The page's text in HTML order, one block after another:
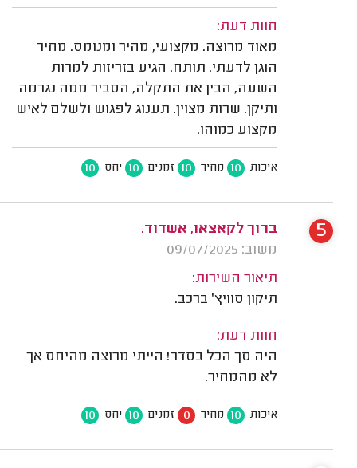
חוות דעת:
מאוד מרוצה. מקצועי, מהיר ומנומס. מחיר
הוגן לדעתי. תותח. הגיע בזריזות למרות
השעה, הבין את התקלה, הסביר ממה נגרמה
ותיקן. שרות מצוין. תענוג לפגוש ולשלם לאיש
מקצוע כמוהו.
איכות 10 מחיר 10 זמנים 10 יחס 10
ברוך לקאצאו, אשדוד.
משוב: 09/07/2025
תיאור השירות:
תיקון סוויץ' ברכב.
חוות דעת:
היה סך הכל בסדר! הייתי מרוצה מהיחס אך
לא מהמחיר.
איכות 10 מחיר 0 זמנים 10 יחס 10
5